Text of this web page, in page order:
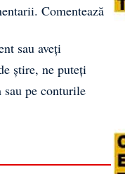
Comentează
sau aveți
știre, ne puteți
sau pe conturile